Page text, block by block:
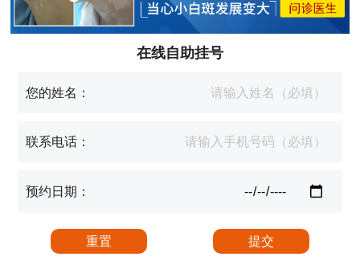
在线自助挂号
您的姓名：
联系电话：
预约日期：